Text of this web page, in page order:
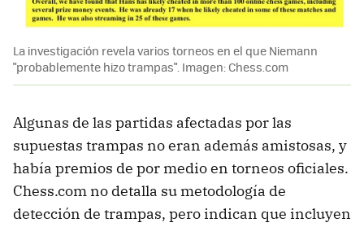
La investigación revela varios torneos en el que Niemann
"probablemente hizo trampas". Imagen: Chess.com
Algunas de las partidas afectadas por las
supuestas trampas no eran además amistosas, y
había premios de por medio en torneos oficiales.
Chess.com no detalla su metodología de
detección de trampas, pero indican que incluyen